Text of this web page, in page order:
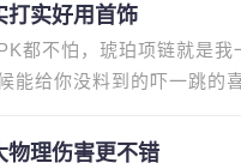
打实好用首饰
都不怕，琥珀项链就是
能给你没料到的吓一跳
物理伤害更不错